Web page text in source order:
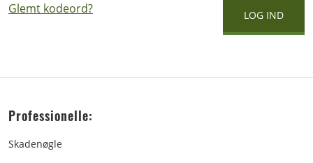
Glemt kodeord?
Professionelle:
Skadenøgle